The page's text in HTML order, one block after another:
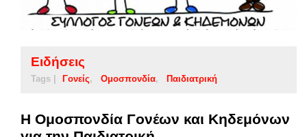
Ειδήσεις
Tags | Γονείς Ομοσπονδία Παιδιατρική
Η Ομοσπονδία Γονέων και Κηδεμόνων